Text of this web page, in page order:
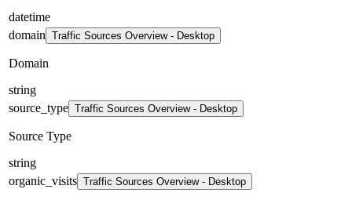
datetime
domain Traffic Sources Overview - Desktop
Domain
string
source_type Traffic Sources Overview - Desktop
Source Type
string
organic_visits Traffic Sources Overview - Desktop